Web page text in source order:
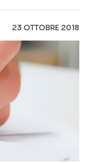
23 OTTOBRE 2018